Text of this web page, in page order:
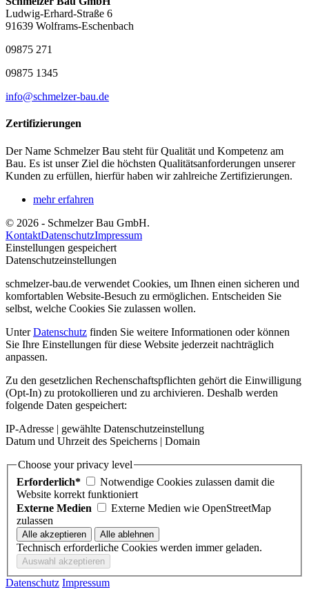
Ludwig-Erhard-Straße 6
91639 Wolframs-Eschenbach
09875 271
09875 1345
info@schmelzer-bau.de
Zertifizierungen
Der Name Schmelzer Bau steht für Qualität und Kompetenz am
Bau. Es ist unser Ziel die höchsten Qualitätsanforderungen unserer
Kunden zu erfüllen, hierfür haben wir zahlreiche Zertifizierungen.
mehr erfahren
© 2026 - Schmelzer Bau GmbH.
KontaktDatenschutzImpressum
Einstellungen gespeichert
Datenschutzeinstellungen
schmelzer-bau.de verwendet Cookies, um Ihnen einen sicheren und
komfortablen Website-Besuch zu ermöglichen. Entscheiden Sie
selbst, welche Cookies Sie zulassen wollen.
UnterDatenschutz finden Sie weitere Informationen oder können
Sie Ihre Einstellungen für diese Website jederzeit nachträglich
anpassen.
Zu den gesetzlichen Rechenschaftspflichten gehört die Einwilligung
(Opt-In) zu protokollieren und zu archivieren. Deshalb werden
folgende Daten gespeichert:
IP-Adresse | gewählte Datenschutzeinstellung
Datum und Uhrzeit des Speicherns | Domain
Choose your privacy level
Erforderlich*
Notwendige Cookies zulassen damit die
Website korrekt funktioniert
Externe Medien
Externe Medien wie OpenStreetMap
zulassen
Technisch erforderliche Cookies werden immer geladen.
Datenschutz Impressum